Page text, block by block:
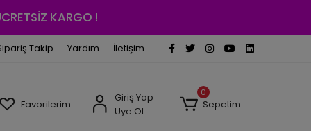
KARGO !
Takip Yardım İletişim
Favorilerim
Giriş Yap
Üye Ol
0
Sepetim